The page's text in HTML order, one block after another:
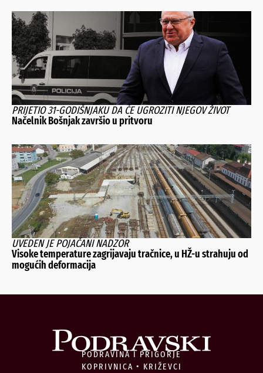
PRIJETIO 31-GODIŠNJAKU DA ĆE UGROZITI NJEGOV ŽIVOT
Načelnik Bošnjak završio u pritvoru
UVEDEN JE POJAČANI NADZOR
Visoke temperature zagrijavaju tračnice, u HŽ-u strahuju od
mogućih deformacija
PODRAVINA I PRIGORJE
KOPRIVNICA • KRIŽEVCI